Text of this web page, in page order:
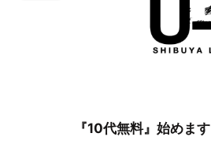
『10代無料』始めます